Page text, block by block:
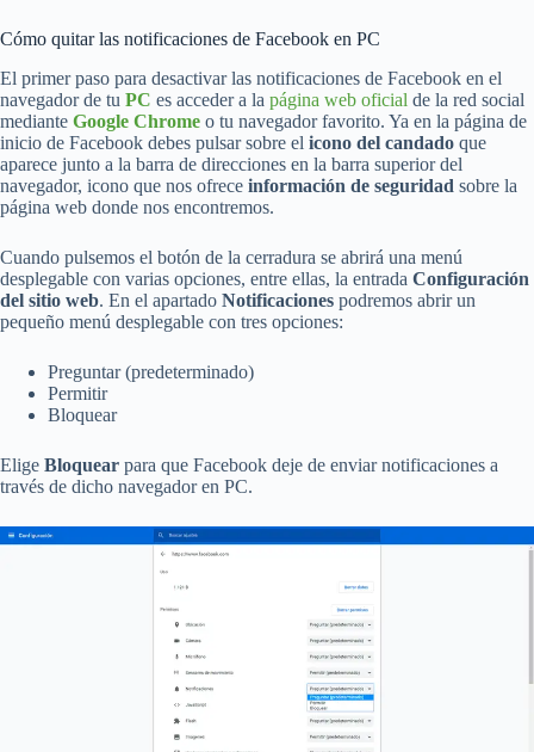
Cómo quitar las notificaciones de Facebook en PC
El primer paso para desactivar las notificaciones de Facebook en el
navegador de tu PC es acceder a la página web oficial de la red social
mediante Google Chrome o tu navegador favorito. Ya en la página de
inicio de Facebook debes pulsar sobre el icono del candado que
aparece junto a la barra de direcciones en la barra superior del
navegador, icono que nos ofrece información de seguridad sobre la
página web donde nos encontremos.
Cuando pulsemos el botón de la cerradura se abrirá una menú
desplegable con varias opciones, entre ellas, la entrada Configuración
del sitio web. En el apartado Notificaciones podremos abrir un
pequeño menú desplegable con tres opciones:
Preguntar (predeterminado)
Permitir
Bloquear
Elige Bloquear para que Facebook deje de enviar notificaciones a
través de dicho navegador en PC.